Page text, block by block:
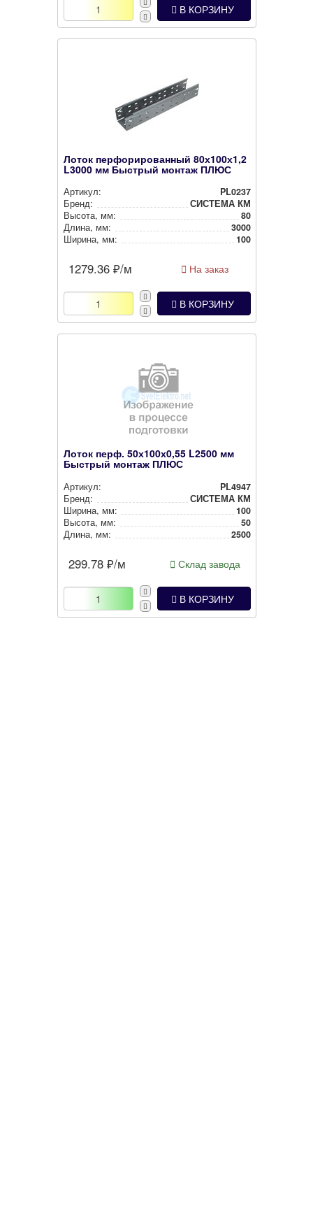
В КОРЗИНУ
Лоток перфорированный 80х100х1,2
L3000 мм Быстрый монтаж ПЛЮС
Артикул:
PL0237
Бренд:
СИСТЕМА КМ
Высота, мм:
80
Длина, мм:
3000
Ширина, мм:
100
1279.36 ₽/м На заказ
В КОРЗИНУ
Лоток перф. 50х100х0,55 L2500 мм
Быстрый монтаж ПЛЮС
Артикул:
PL4947
Бренд:
СИСТЕМА КМ
Ширина, мм:
100
Высота, мм:
50
Длина, мм:
2500
299.78 ₽/м Склад завода
В КОРЗИНУ